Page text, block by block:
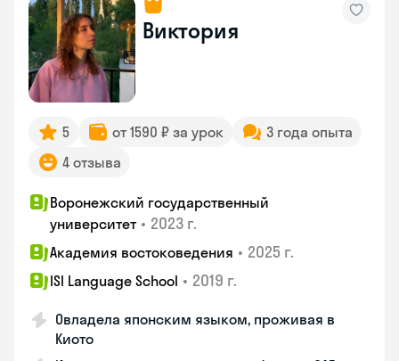
Виктория
5 от 1590 ₽ за урок
3 года опыта
4 отзыва
Воронежский государственный
университет • 2023 г.
Академия востоковедения • 2025 г.
ISI Language School • 2019 г.
Овладела японским языком, проживая в
Киото